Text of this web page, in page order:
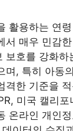
활용하는 연
서 매우 민감
보호를 강화하
며, 특히 아동
격한 기준을
미국 캘리포
온라인 개인